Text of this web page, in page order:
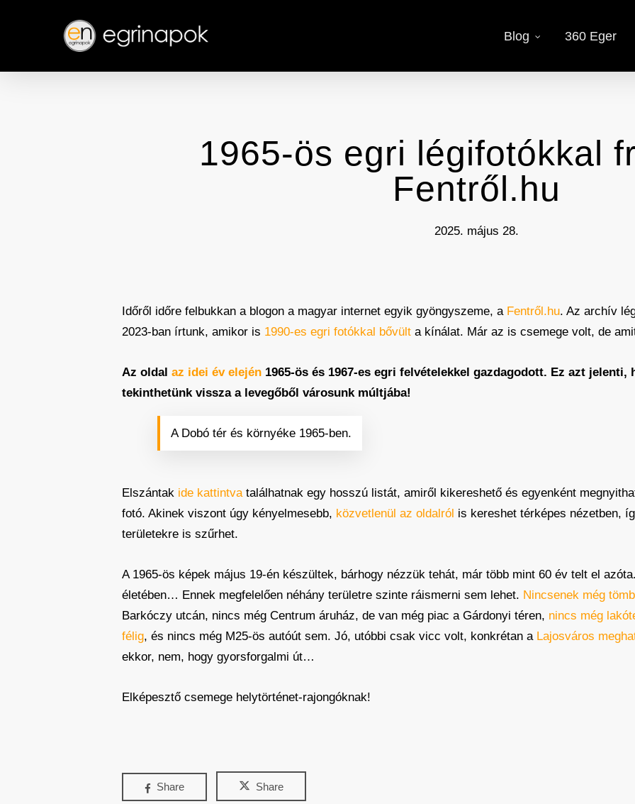
content
Blog 360 Eger
1965-ös egri légifotókkal
Fentről.hu
2025. május 28.
Időről időre felbukkan a blogon a magyar internet egyik gyöngyszeme, a Fentről.hu. Az archív
2023-ban írtunk, amikor is 1990-es egri fotókkal bővült a kínálat. Már az is csemege volt, de
Az oldal az idei év elején 1965-ös és 1967-es egri felvételekkel gazdagodott. Ez azt
tekinthetünk vissza a levegőből városunk múltjába!
A Dobó tér és környéke 1965-ben.
Elszántak ide kattintvatalálhatnak egy hosszú listát, amiről kikereshető és egyenként
fotó. Akinek viszont úgy kényelmesebb, közvetlenül az oldalról is kereshet térképes nézetben,
területekre is szűrhet.
A 1965-ös képek május 19-én készültek, bárhogy nézzük tehát, már több mint 60 év telt el
életében… Ennek megfelelően néhány területre szinte ráismerni sem lehet. Nincsenek még
Barkóczy utcán, nincs még Centrum áruház, de van még piac a Gárdonyi téren, nincs még
félig, és nincs még M25-ös autóút sem. Jó, utóbbi csak vicc volt, konkrétan a Lajosváros
ekkor, nem, hogy gyorsforgalmi út…
Elképesztő csemege helytörténet-rajongóknak!
Share Share